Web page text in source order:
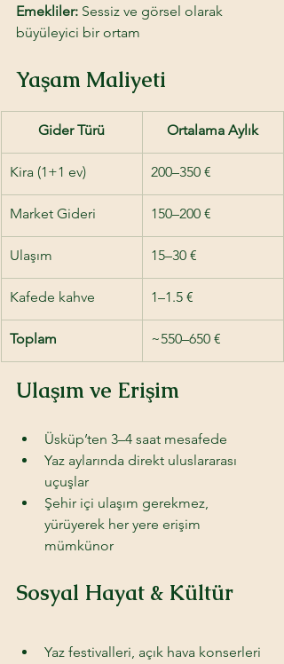
Emekliler: Sessiz ve görsel olarak
büyüleyici bir ortam
Yaşam Maliyeti
Gider Türü Ortalama Aylık
Kira (1+1 ev) 200–350 €
Market Gideri 150–200 €
Ulaşım 15–30 €
Kafede kahve 1–1.5 €
Toplam ~550–650 €
Ulaşım ve Erişim
Üsküp’ten 3–4 saat mesafede
Yaz aylarında direkt uluslararası
uçuşlar
Şehir içi ulaşım gerekmez,
yürüyerek her yere erişim
mümkünor
Sosyal Hayat & Kültür
Yaz festivalleri, açık hava konserleri